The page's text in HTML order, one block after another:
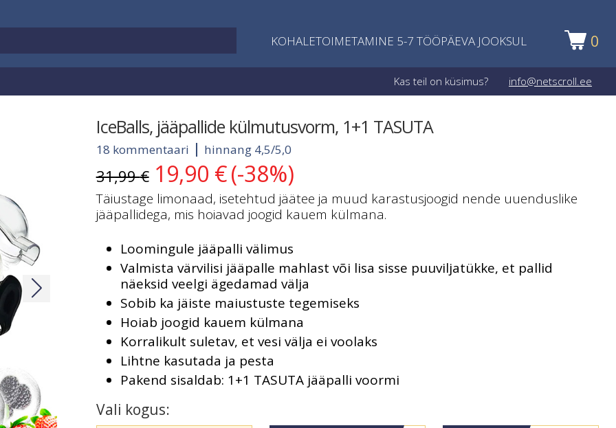
KOHALETOIMETAMINE 5-7 TÖÖPÄEVA JOOKSUL 0
Kas teil on küsimus? info@netscroll.ee
IceBalls, jääpallide külmutusvorm, 1+1 TASUTA
18 kommentaari hinnang 4,5/5,0
31,99€ Algne
hind
oli:
31,99 €.
19,90 €Current
price
is:
19,90 €.
(-38%)
Vali kogus:
Täiustage limonaad, isetehtud jäätee ja muud karastusjoogid nende uuenduslike
jääpallidega, mis hoiavad joogid kauem külmana.
Loomingule jääpalli välimus
Valmista värvilisi jääpalle mahlast või lisa sisse puuviljatükke, et pallid
näeksid veelgi ägedamad välja
Sobib ka jäiste maiustuste tegemiseks
Hoiab joogid kauem külmana
Korralikult suletav, et vesi välja ei voolaks
Lihtne kasutada ja pesta
Pakend sisaldab: 1+1 TASUTA jääpalli voormi